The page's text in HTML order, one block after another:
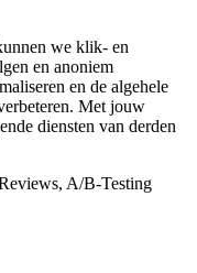
we klik- en
en anoniem
en de algehele
Met jouw
diensten van derden
A/B-Testing